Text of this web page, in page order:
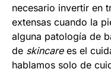
necesario invertir en
extensas cuando la
alguna patología de
de skincarees el
hablamos solo de